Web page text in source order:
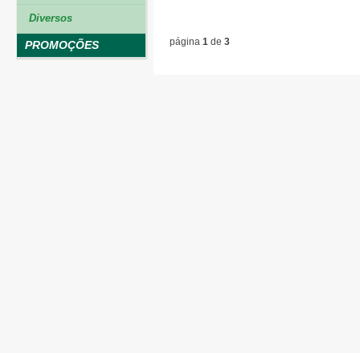
Diversos
PROMOÇÕES página 1de 3